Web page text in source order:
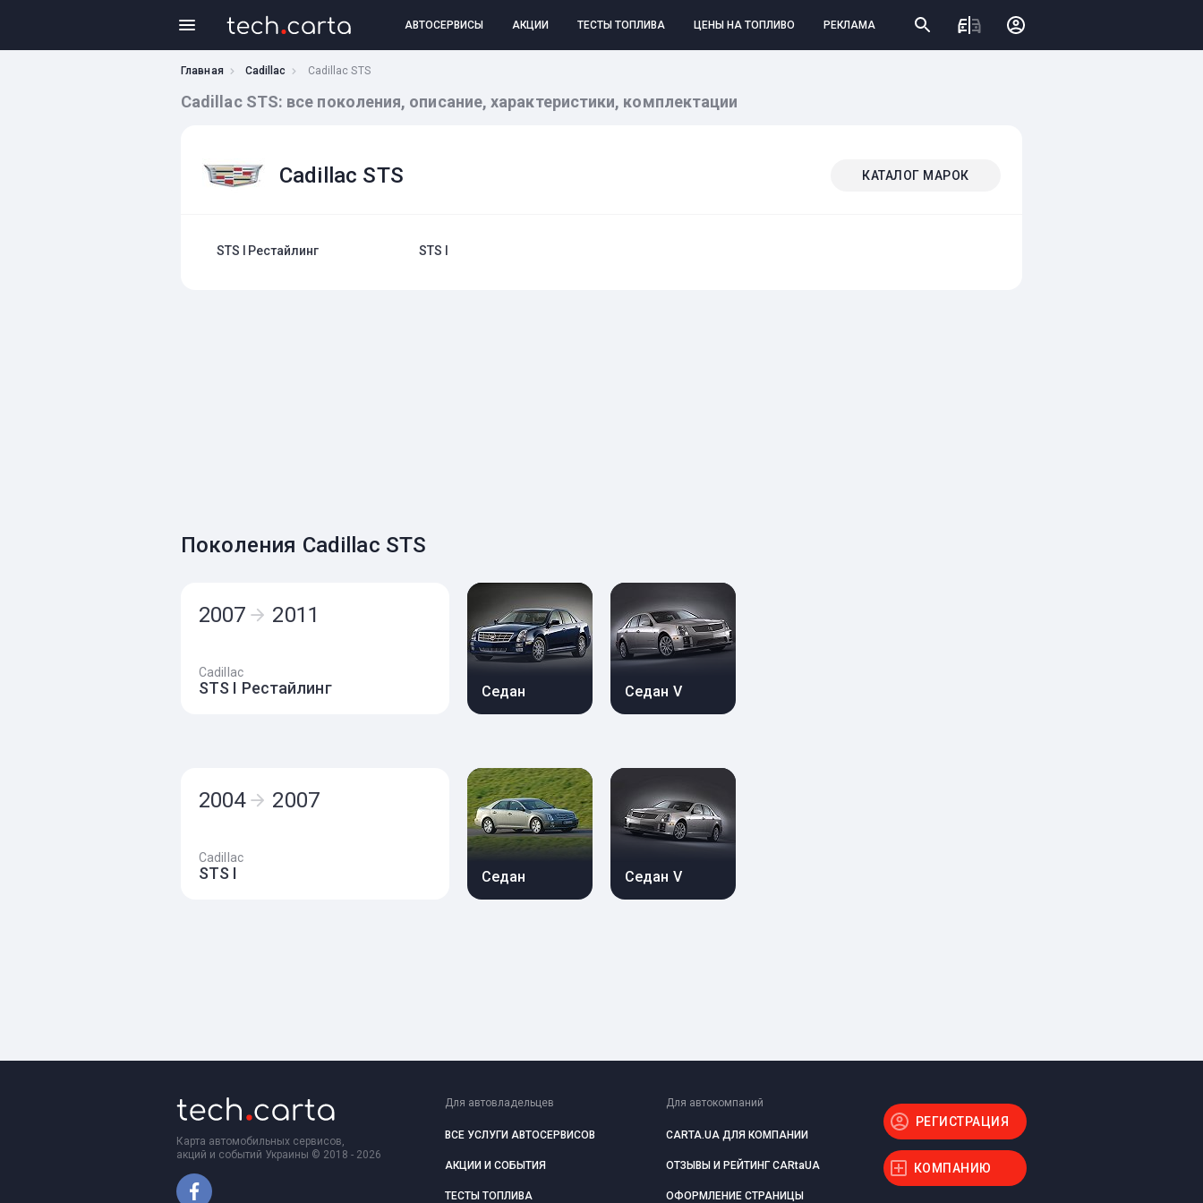
АВТОСЕРВИСЫ АКЦИИ ТЕСТЫ ТОПЛИВА ЦЕНЫ НА ТОПЛИВО РЕКЛАМА
Главная Cadillac Cadillac STS
Cadillac STS: все поколения, описание, характеристики, комплектации
Cadillac STS КАТАЛОГ МАРОК
STS I Рестайлинг STS I
Поколения Cadillac STS
2007 2011
Cadillac
STS I Рестайлинг Седан Седан V
2004 2007
Cadillac
STS I Седан Седан V
Карта автомобильных сервисов,
акций и событий Украины © 2018 - 2026
Для автовладельцев
ВСЕ УСЛУГИ АВТОСЕРВИСОВ
АКЦИИ И СОБЫТИЯ
ТЕСТЫ ТОПЛИВА
Для автокомпаний
CARTA.UA ДЛЯ КОМПАНИИ
ОТЗЫВЫ И РЕЙТИНГ CARtaUA
ОФОРМЛЕНИЕ СТРАНИЦЫ
РЕГИСТРАЦИЯ
КОМПАНИЮ